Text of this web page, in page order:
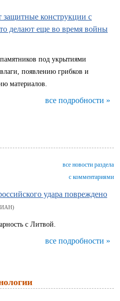
конструкции с
делают еще во время войны
под укрытиями
появлению грибков и
материалов.
все подробности »
все новости раздела
с комментариями
удара повреждено
с Литвой.
все подробности »